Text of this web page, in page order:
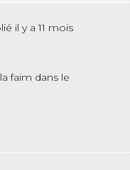
il y a 11 mois
faim dans le